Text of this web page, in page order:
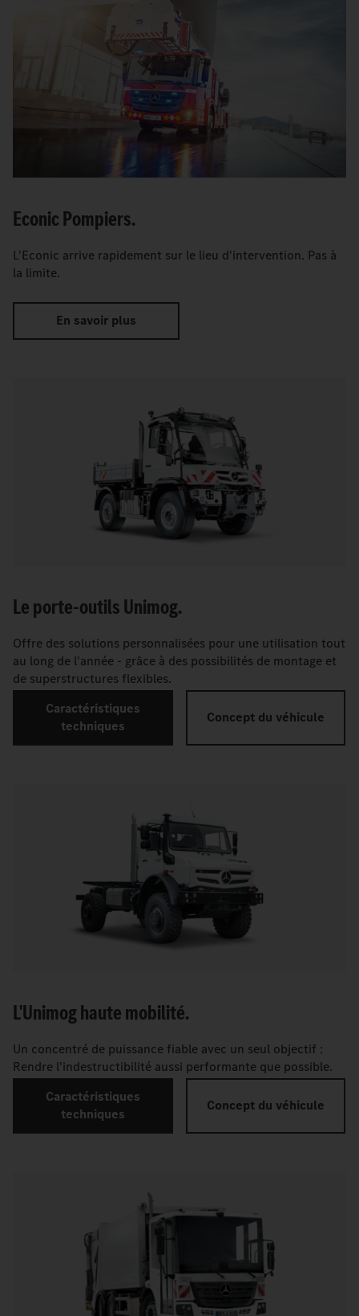
Econic Pompiers.
L'Econic arrive rapidement sur le lieu d'intervention. Pas à
la limite.
En savoir plus
Le porte-outils Unimog.
Offre des solutions personnalisées pour une utilisation tout
au long de l'année - grâce à des possibilités de montage et
de superstructures flexibles.
Caractéristiques
techniques
Concept du véhicule
L'Unimog haute mobilité.
Un concentré de puissance fiable avec un seul objectif :
Rendre l'indestructibilité aussi performante que possible.
Caractéristiques
techniques
Concept du véhicule